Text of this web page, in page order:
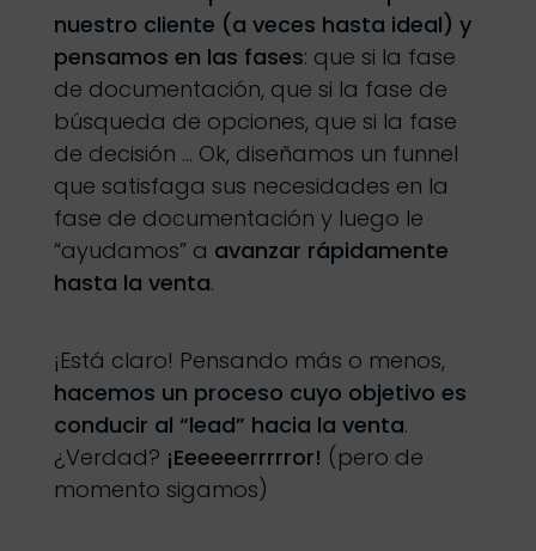
nuestro cliente (a veces hasta ideal) y
pensamos en las fases: que si la fase
de documentación, que si la fase de
búsqueda de opciones, que si la fase
de decisión … Ok, diseñamos un funnel
que satisfaga sus necesidades en la
fase de documentación y luego le
“ayudamos” a avanzar rápidamente
hasta la venta.
¡Está claro! Pensando más o menos,
hacemos un proceso cuyo objetivo es
conducir al “lead” hacia la venta.
¿Verdad? ¡Eeeeeerrrrror! (pero de
momento sigamos)